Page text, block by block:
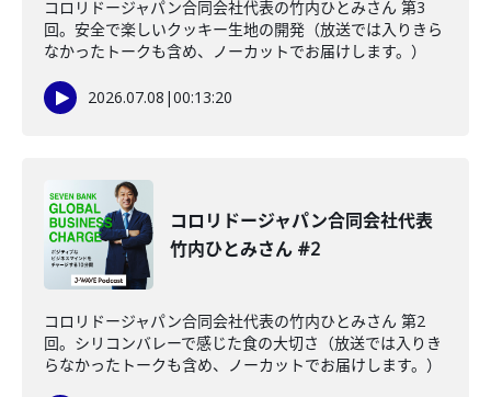
コロリドージャパン合同会社代表の竹内ひとみさん 第3
回。安全で楽しいクッキー生地の開発（放送では入りきら
なかったトークも含め、ノーカットでお届けします。）
2026.07.08 |00:13:20
コロリドージャパン合同会社代表
竹内ひとみさん #2
コロリドージャパン合同会社代表の竹内ひとみさん 第2
回。シリコンバレーで感じた食の大切さ（放送では入りき
らなかったトークも含め、ノーカットでお届けします。）